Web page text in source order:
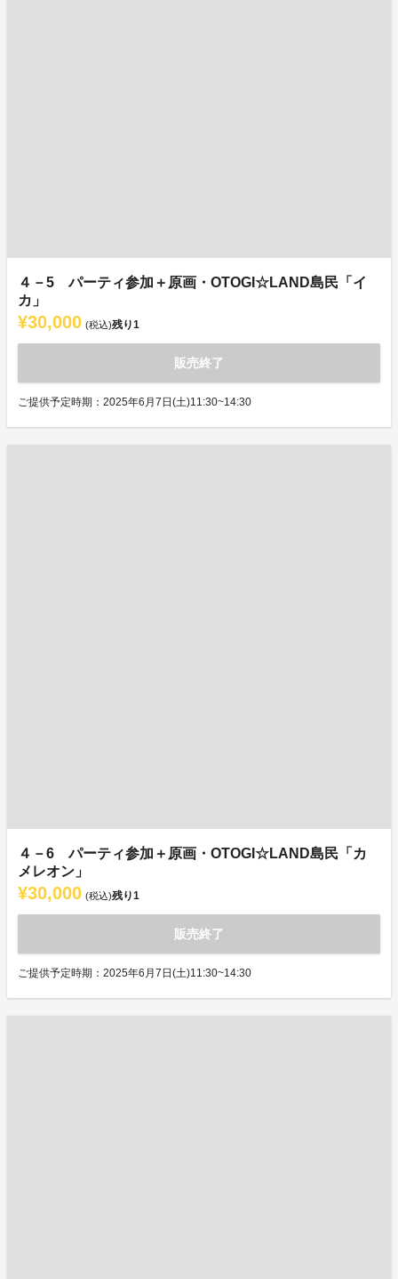
４－5 パーティ参加＋原画・OTOGI☆LAND島民「イ
カ」
¥30,000 (税込)残り1
販売終了
ご提供予定時期：2025年6月7日(土)11:30~14:30
４－6 パーティ参加＋原画・OTOGI☆LAND島民「カ
メレオン」
¥30,000 (税込)残り1
販売終了
ご提供予定時期：2025年6月7日(土)11:30~14:30